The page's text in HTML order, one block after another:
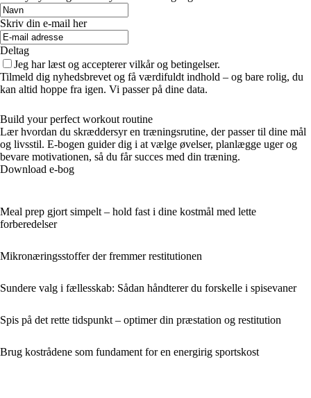
Skriv din e-mail her
Deltag
Jeg har læst og accepterer vilkår og betingelser.
Tilmeld dig nyhedsbrevet og få værdifuldt indhold – og bare rolig, du
kan altid hoppe fra igen. Vi passer på dine data.
Build your perfect workout routine
Lær hvordan du skræddersyr en træningsrutine, der passer til dine mål
og livsstil. E-bogen guider dig i at vælge øvelser, planlægge uger og
bevare motivationen, så du får succes med din træning.
Download e-bog
Meal prep gjort simpelt – hold fast i dine kostmål med lette
forberedelser
Mikronæringsstoffer der fremmer restitutionen
Sundere valg i fællesskab: Sådan håndterer du forskelle i spisevaner
Spis på det rette tidspunkt – optimer din præstation og restitution
Brug kostrådene som fundament for en energirig sportskost